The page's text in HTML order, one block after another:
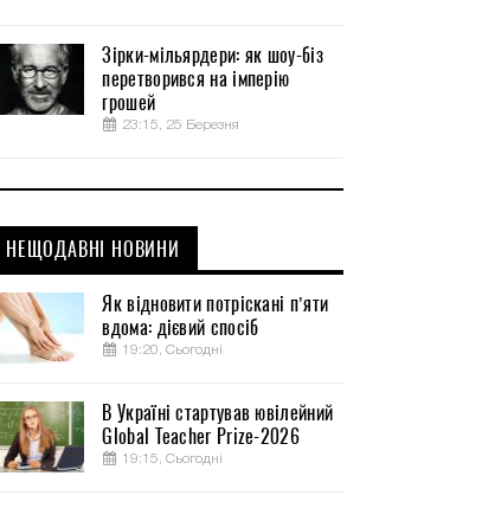
Зірки-мільярдери: як шоу-біз
перетворився на імперію
грошей
23:15, 25 Березня
НЕЩОДАВНІ НОВИНИ
Як відновити потріскані п’яти
вдома: дієвий спосіб
19:20, Сьогодні
В Україні стартував ювілейний
Global Teacher Prize-2026
19:15, Сьогодні